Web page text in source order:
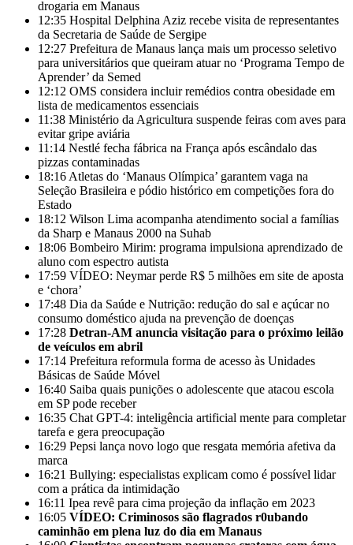
drogaria em Manaus
12:35 Hospital Delphina Aziz recebe visita de representantes
da Secretaria de Saúde de Sergipe
12:27 Prefeitura de Manaus lança mais um processo seletivo
para universitários que queiram atuar no ‘Programa Tempo de
Aprender’ da Semed
12:12 OMS considera incluir remédios contra obesidade em
lista de medicamentos essenciais
11:38 Ministério da Agricultura suspende feiras com aves para
evitar gripe aviária
11:14 Nestlé fecha fábrica na França após escândalo das
pizzas contaminadas
18:16 Atletas do ‘Manaus Olímpica’ garantem vaga na
Seleção Brasileira e pódio histórico em competições fora do
Estado
18:12 Wilson Lima acompanha atendimento social a famílias
da Sharp e Manaus 2000 na Suhab
18:06 Bombeiro Mirim: programa impulsiona aprendizado de
aluno com espectro autista
17:59 VÍDEO: Neymar perde R$ 5 milhões em site de aposta
e ‘chora’
17:48 Dia da Saúde e Nutrição: redução do sal e açúcar no
consumo doméstico ajuda na prevenção de doenças
17:28 Detran-AM anuncia visitação para o próximo leilão
de veículos em abril
17:14 Prefeitura reformula forma de acesso às Unidades
Básicas de Saúde Móvel
16:40 Saiba quais punições o adolescente que atacou escola
em SP pode receber
16:35 Chat GPT-4: inteligência artificial mente para completar
tarefa e gera preocupação
16:29 Pepsi lança novo logo que resgata memória afetiva da
marca
16:21 Bullying: especialistas explicam como é possível lidar
com a prática da intimidação
16:11 Ipea revê para cima projeção da inflação em 2023
16:05 VÍDEO: Criminosos são flagrados r0ubando
caminhão em plena luz do dia em Manaus